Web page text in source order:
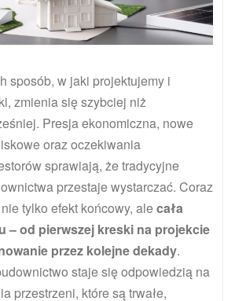
sposób, w jaki projektujemy i
zmienia się szybciej niż
Presja ekonomiczna, nowe
oraz oczekiwania
sprawiają, że tradycyjne
przestaje wystarczać. Coraz
tylko efekt końcowy, alecała
– od pierwszej kreski na projekcie
przez kolejne dekady.
staje się odpowiedzią na
przestrzeni, które są trwałe,